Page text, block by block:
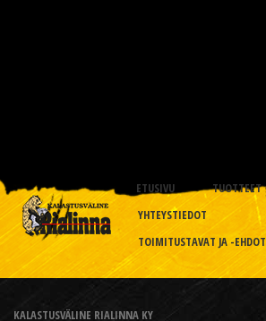
ETUSIVU TUOTTEET
YHTEYSTIEDOT
TOIMITUSTAVAT JA -EHDOT
KALASTUSVÄLINE RIALINNA KY